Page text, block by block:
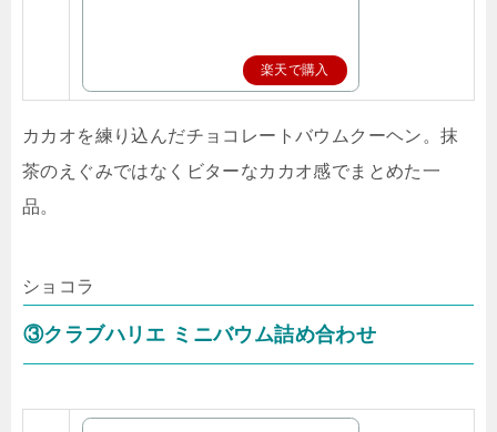
楽天で購入
カカオを練り込んだチョコレートバウムクーヘン。抹
茶のえぐみではなくビターなカカオ感でまとめた一
品。
ショコラ
③クラブハリエ ミニバウム詰め合わせ